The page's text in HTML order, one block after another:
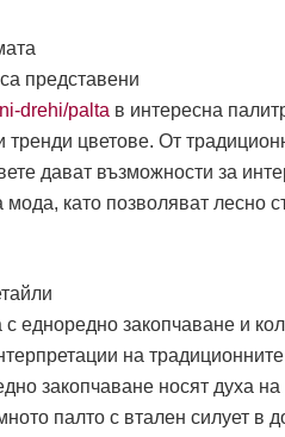
представени
drehi/palta в интересна
тренди цветове. От
дават възможности за
като позволяват лесно
едноредно закопчаване и
на
закопчаване носят духа на
палто с втален силует в